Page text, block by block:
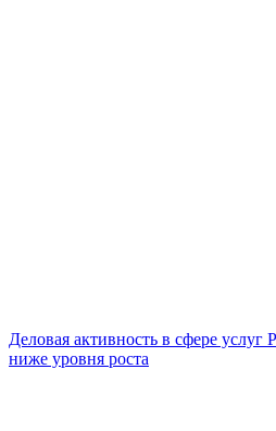
Деловая активность в сфере услуг
ниже уровня роста